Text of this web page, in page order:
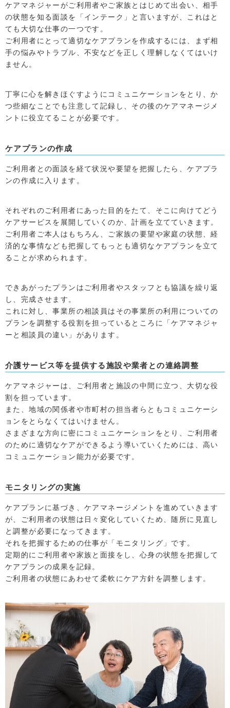
ケアマネジャーがご利用者やご家族とはじめて出会い、相手
の状態を知る面談を「インテーク」と言いますが、これはと
ても大切な仕事の一つです。
ご利用者にとって適切なケアプランを作成するには、まず相
手の悩みやトラブル、不安などを正しく理解しなくてはいけ
ません。
丁寧に心を解きほぐすようにコミュニケーションをとり、か
つ些細なことでも注意して記録し、その後のケアマネージメ
ントに役立てることが必要です。
ケアプランの作成
ご利用者との面談を経て状況や要望を把握したら、ケアプラ
ンの作成に入ります。
それぞれのご利用者にあった目的をたて、そこに向けてどう
ケアサービスを展開していくのか、計画を立てていきます。
ご利用者ご本人はもちろん、ご家族の要望や家庭の状態、経
済的な事情なども把握してもっとも適切なケアプランを立て
ることが求められます。
できあがったプランはご利用者やスタッフとも協議を繰り返
し、完成させます。
これに対し、事業所の相談員はその事業所の利用についての
プランを調整する役割を担っているところに「ケアマネジャ
ーと相談員の違い」があります。
介護サービス等を提供する施設や業者との連絡調整
ケアマネジャーは、ご利用者と施設の中間に立つ、大切な役
割を担っています。
また、地域の関係者や市町村の担当者らともコミュニケーシ
ョンをとらなくてはいけません。
さまざまな方向に密にコミュニケーションをとり、ご利用者
のために適切なケアができるよう導いていくためには、高い
コミュニケーション能力が必要です。
モニタリングの実施
ケアプランに基づき、ケアマネージメントを進めていきます
が、ご利用者の状態は日々変化していくため、随所に見直し
と調整が必要になってきます。
それを把握するための仕事が「モニタリング」です。
定期的にご利用者や家族と面接をし、心身の状態を把握して
ケアプランの成果を記録。
ご利用者の状態にあわせて柔軟にケア方針を調整します。